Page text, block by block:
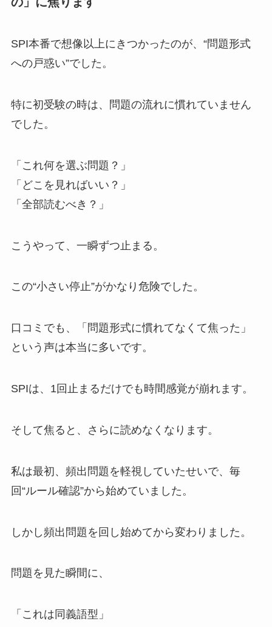
SPI本番で想像以上にきつかったのが、“問題形式
への戸惑い”でした。
特に初受験の時は、問題の流れに慣れていません
でした。
「これ何を選ぶ問題？」
「どこを見ればいい？」
「全部読むべき？」
こうやって、一瞬ずつ止まる。
この“小さい停止”がかなり危険でした。
口コミでも、「問題形式に慣れてなくて焦った」
という声は本当に多いです。
SPIは、1回止まるだけでも時間感覚が崩れます。
そして焦ると、さらに読めなくなります。
私は最初、頻出問題を軽視していたせいで、毎
回“ルール確認”から始めていました。
しかし頻出問題を回し始めてから変わりました。
問題を見た瞬間に、
「これは同義語型」